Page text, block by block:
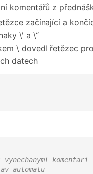
komentářů z
začínající a
\' a \“
\ dovedl řetězec
datech
komentari
automatu